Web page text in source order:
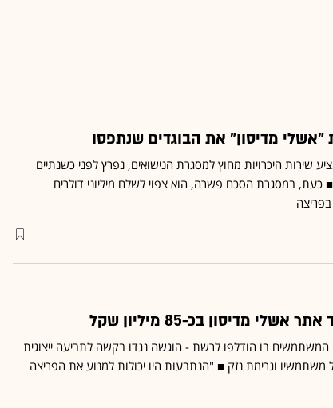
"אשלי מדיסון" את הבוגדים שנתפסו
שירות היכרויות מחוץ למסגרת הנישואים, נפרץ לפני כשנתיים
במסגרת הסכם פשרה, הוא צפוי לשלם מיליוני דולרים
מדיסון בכ-85 מיליון שקל
המשתמשים בו הודלפו לרשת - הוגשה נגדו בקשה לתביעה ייצוגית
וגרימת נזק ■ "הנתבעות היו יכולות למנוע את הפריצה